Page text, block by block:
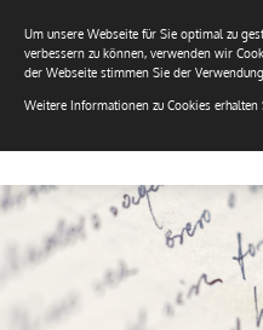
Um unsere Webseite für Sie optimal zu
verbessern zu können, verwenden wir
der Webseite stimmen Sie der
Weitere Informationen zu Cookies erhalten